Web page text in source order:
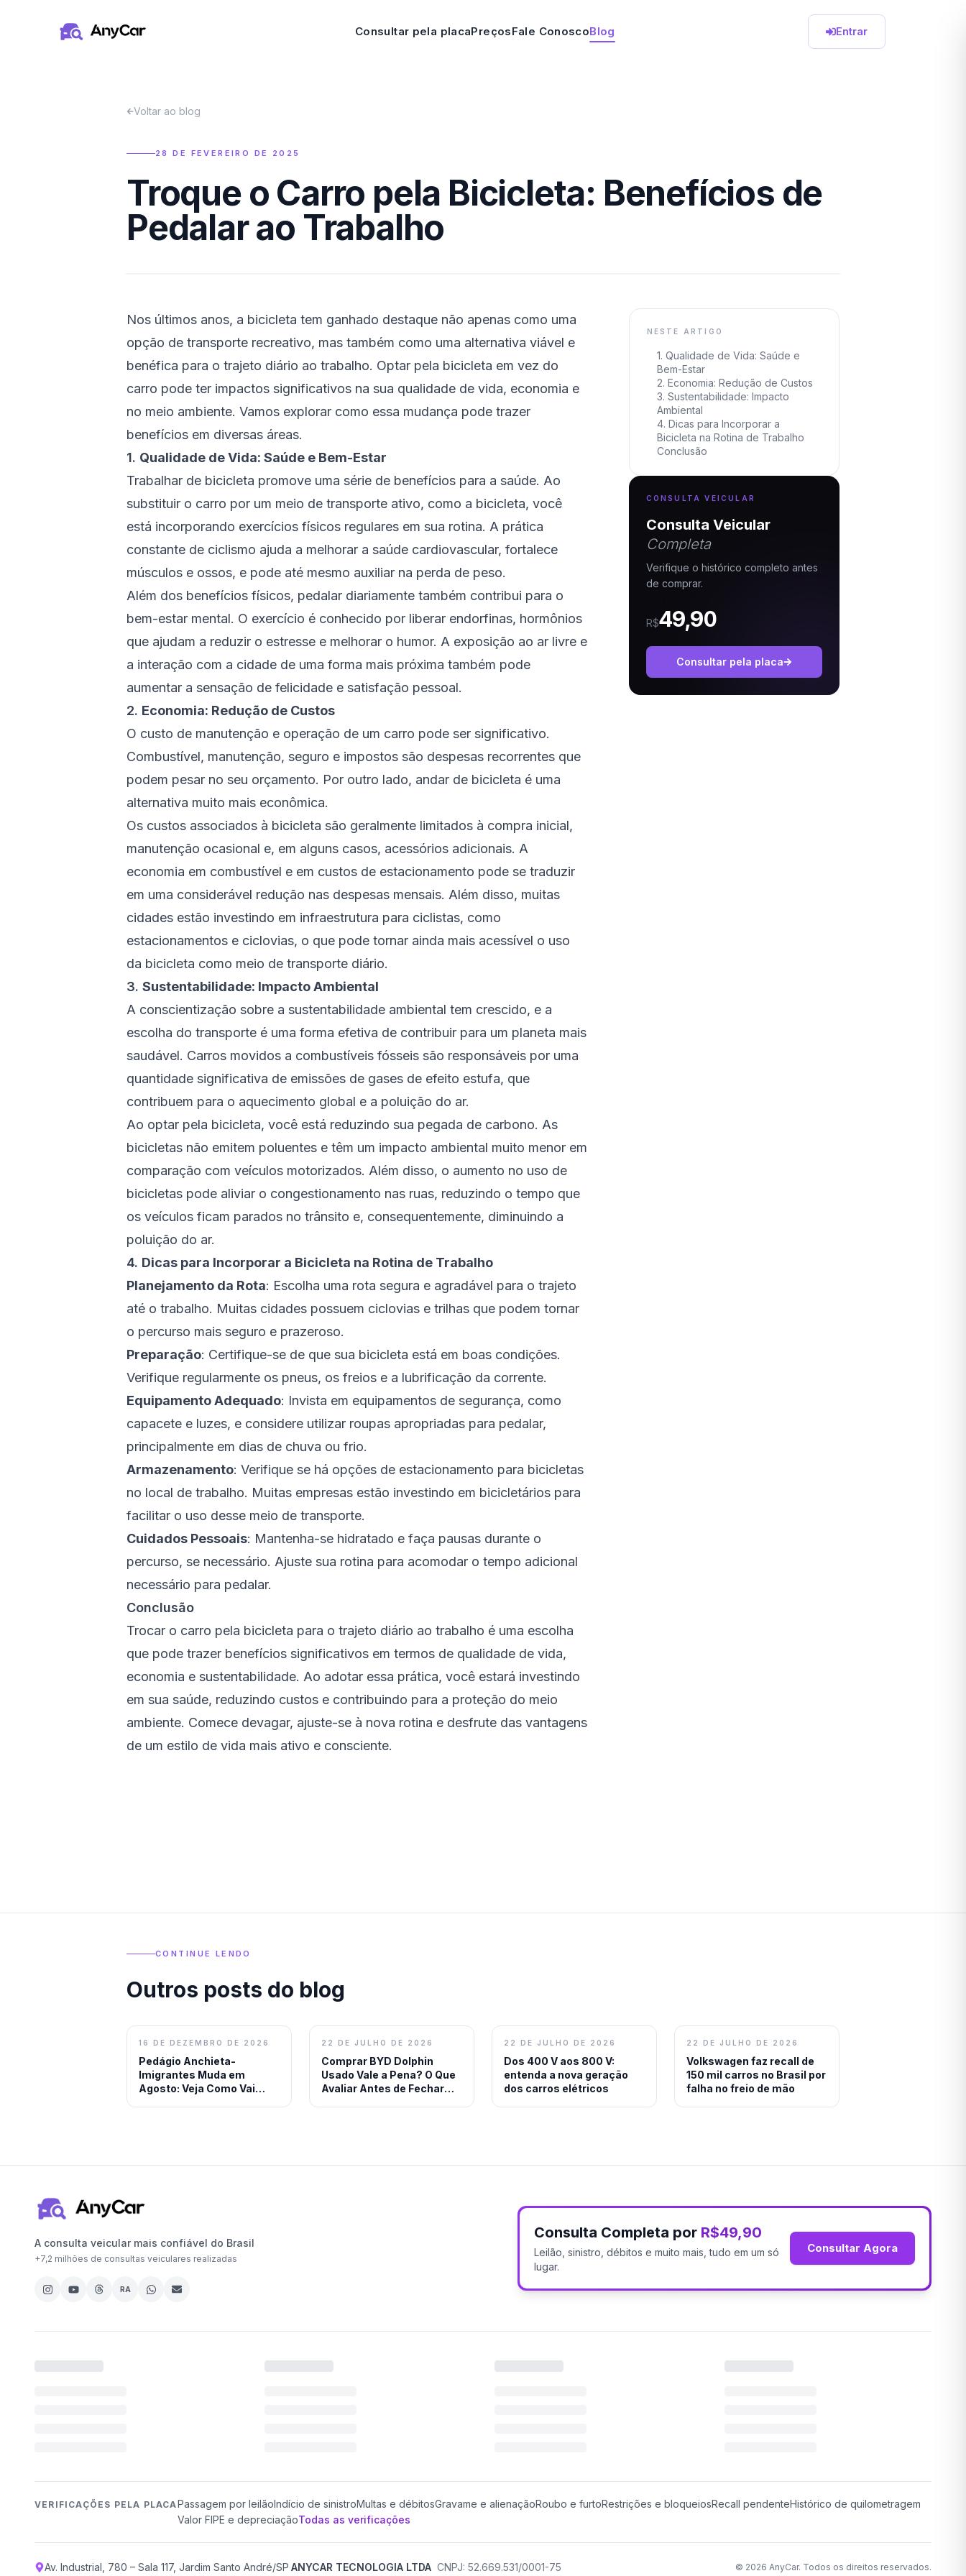
Consultar pela placaPreçosFale ConoscoBlog Entrar
Voltar ao blog
28 DE FEVEREIRO DE 2025
Troque o Carro pela Bicicleta: Benefícios de
Pedalar ao Trabalho
Nos últimos anos, a bicicleta tem ganhado destaque não apenas como uma
opção de transporte recreativo, mas também como uma alternativa viável e
benéfica para o trajeto diário ao trabalho. Optar pela bicicleta em vez do
carro pode ter impactos significativos na sua qualidade de vida, economia e
no meio ambiente. Vamos explorar como essa mudança pode trazer
benefícios em diversas áreas.
1. Qualidade de Vida: Saúde e Bem-Estar
Trabalhar de bicicleta promove uma série de benefícios para a saúde. Ao
substituir o carro por um meio de transporte ativo, como a bicicleta, você
está incorporando exercícios físicos regulares em sua rotina. A prática
constante de ciclismo ajuda a melhorar a saúde cardiovascular, fortalece
músculos e ossos, e pode até mesmo auxiliar na perda de peso.
Além dos benefícios físicos, pedalar diariamente também contribui para o
bem-estar mental. O exercício é conhecido por liberar endorfinas, hormônios
que ajudam a reduzir o estresse e melhorar o humor. A exposição ao ar livre e
a interação com a cidade de uma forma mais próxima também pode
aumentar a sensação de felicidade e satisfação pessoal.
2. Economia: Redução de Custos
O custo de manutenção e operação de um carro pode ser significativo.
Combustível, manutenção, seguro e impostos são despesas recorrentes que
podem pesar no seu orçamento. Por outro lado, andar de bicicleta é uma
alternativa muito mais econômica.
Os custos associados à bicicleta são geralmente limitados à compra inicial,
manutenção ocasional e, em alguns casos, acessórios adicionais. A
economia em combustível e em custos de estacionamento pode se traduzir
em uma considerável redução nas despesas mensais. Além disso, muitas
cidades estão investindo em infraestrutura para ciclistas, como
estacionamentos e ciclovias, o que pode tornar ainda mais acessível o uso
da bicicleta como meio de transporte diário.
3. Sustentabilidade: Impacto Ambiental
A conscientização sobre a sustentabilidade ambiental tem crescido, e a
escolha do transporte é uma forma efetiva de contribuir para um planeta mais
saudável. Carros movidos a combustíveis fósseis são responsáveis por uma
quantidade significativa de emissões de gases de efeito estufa, que
contribuem para o aquecimento global e a poluição do ar.
Ao optar pela bicicleta, você está reduzindo sua pegada de carbono. As
bicicletas não emitem poluentes e têm um impacto ambiental muito menor em
comparação com veículos motorizados. Além disso, o aumento no uso de
bicicletas pode aliviar o congestionamento nas ruas, reduzindo o tempo que
os veículos ficam parados no trânsito e, consequentemente, diminuindo a
poluição do ar.
4. Dicas para Incorporar a Bicicleta na Rotina de Trabalho
Planejamento da Rota: Escolha uma rota segura e agradável para o trajeto
até o trabalho. Muitas cidades possuem ciclovias e trilhas que podem tornar
o percurso mais seguro e prazeroso.
Preparação: Certifique-se de que sua bicicleta está em boas condições.
Verifique regularmente os pneus, os freios e a lubrificação da corrente.
Equipamento Adequado: Invista em equipamentos de segurança, como
capacete e luzes, e considere utilizar roupas apropriadas para pedalar,
principalmente em dias de chuva ou frio.
Armazenamento: Verifique se há opções de estacionamento para bicicletas
no local de trabalho. Muitas empresas estão investindo em bicicletários para
facilitar o uso desse meio de transporte.
Cuidados Pessoais: Mantenha-se hidratado e faça pausas durante o
percurso, se necessário. Ajuste sua rotina para acomodar o tempo adicional
necessário para pedalar.
Conclusão
Trocar o carro pela bicicleta para o trajeto diário ao trabalho é uma escolha
que pode trazer benefícios significativos em termos de qualidade de vida,
economia e sustentabilidade. Ao adotar essa prática, você estará investindo
em sua saúde, reduzindo custos e contribuindo para a proteção do meio
ambiente. Comece devagar, ajuste-se à nova rotina e desfrute das vantagens
de um estilo de vida mais ativo e consciente.
NESTE ARTIGO
1. Qualidade de Vida: Saúde e
Bem-Estar
2. Economia: Redução de Custos
3. Sustentabilidade: Impacto
Ambiental
4. Dicas para Incorporar a
Bicicleta na Rotina de Trabalho
Conclusão
CONSULTA VEICULAR
Consulta Veicular
Completa
Verifique o histórico completo antes
de comprar.
R$49,90
Consultar pela placa
CONTINUE LENDO
Outros posts do blog
16 DE DEZEMBRO DE 2026
Pedágio Anchieta-
Imigrantes Muda em
Agosto: Veja Como Vai
22 DE JULHO DE 2026
Comprar BYD Dolphin
Usado Vale a Pena? O Que
Avaliar Antes de Fechar
22 DE JULHO DE 2026
Dos 400 V aos 800 V:
entenda a nova geração
dos carros elétricos
22 DE JULHO DE 2026
Volkswagen faz recall de
150 mil carros no Brasil por
falha no freio de mão
A consulta veicular mais confiável do Brasil
+7,2 milhões de consultas veiculares realizadas
RA
Consulta Completa por R$49,90
Leilão, sinistro, débitos e muito mais, tudo em um só
lugar.
Consultar Agora
VERIFICAÇÕES PELA PLACAPassagem por leilãoIndício de sinistroMultas e débitosGravame e alienaçãoRoubo e furtoRestrições e bloqueiosRecall pendenteHistórico de quilometragem
Valor FIPE e depreciaçãoTodas as verificações
Av. Industrial, 780 – Sala 117, Jardim Santo André/SP·ANYCAR TECNOLOGIA LTDA CNPJ: 52.669.531/0001-75 © 2026 AnyCar. Todos os direitos reservados.